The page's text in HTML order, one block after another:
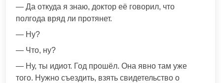
— Да откуда я знаю, доктор её говорил, что
полгода вряд ли протянет.
— Ну?
— Что, ну?
— Ну, ты идиот. Год прошёл. Она явно там уже
того. Нужно съездить, взять свидетельство о